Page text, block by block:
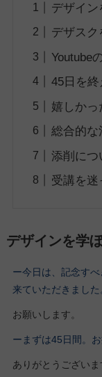
デザイン
デザスク
Youtube
45日を
嬉しかっ
総合的な
添削につ
受講を迷
デザインを学
ー今日は、記念す
来ていただきました
お願いします。
ーまずは45日間。お
ありがとうございま